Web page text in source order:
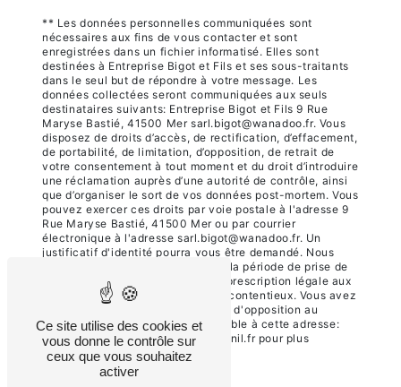
** Les données personnelles communiquées sont
nécessaires aux fins de vous contacter et sont
enregistrées dans un fichier informatisé. Elles sont
destinées à Entreprise Bigot et Fils et ses sous-traitants
dans le seul but de répondre à votre message. Les
données collectées seront communiquées aux seuls
destinataires suivants: Entreprise Bigot et Fils 9 Rue
Maryse Bastié, 41500 Mer sarl.bigot@wanadoo.fr. Vous
disposez de droits d’accès, de rectification, d’effacement,
de portabilité, de limitation, d’opposition, de retrait de
votre consentement à tout moment et du droit d’introduire
une réclamation auprès d’une autorité de contrôle, ainsi
que d’organiser le sort de vos données post-mortem. Vous
pouvez exercer ces droits par voie postale à l'adresse 9
Rue Maryse Bastié, 41500 Mer ou par courrier
électronique à l'adresse sarl.bigot@wanadoo.fr. Un
justificatif d'identité pourra vous être demandé. Nous
conservons vos données pendant la période de prise de
contact puis pendant la durée de prescription légale aux
fins probatoires et de gestion des contentieux. Vous avez
le droit de vous inscrire sur la liste d'opposition au
démarchage téléphonique, disponible à cette adresse:
Bloctel.gouv.fr. Consultez le site cnil.fr pour plus
d’informations sur vos droits.
Ce site utilise des cookies et
vous donne le contrôle sur
ceux que vous souhaitez
activer